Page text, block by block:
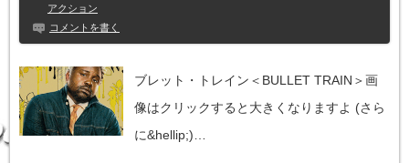
アクション
コメントを書く
ブレット・トレイン＜BULLET TRAIN＞画
像はクリックすると大きくなりますよ (さら
に&hellip;)…